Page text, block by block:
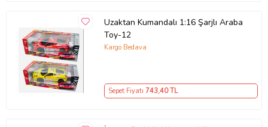
Uzaktan Kumandalı 1:16 Şarjlı Araba
Toy-12
Kargo Bedava
Sepet Fiyatı 743,40 TL